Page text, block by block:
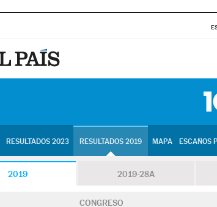
RESULTADOS 2023 RESULTADOS 2019 MAPA ESCAÑOS
2019 2019-28A
CONGRESO